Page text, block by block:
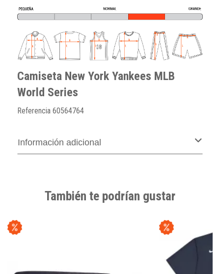
Camiseta New York Yankees MLB
World Series
Referencia 60564764
Información adicional
También te podrían gustar